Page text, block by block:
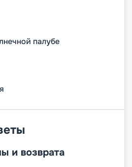
палубе
и возврата